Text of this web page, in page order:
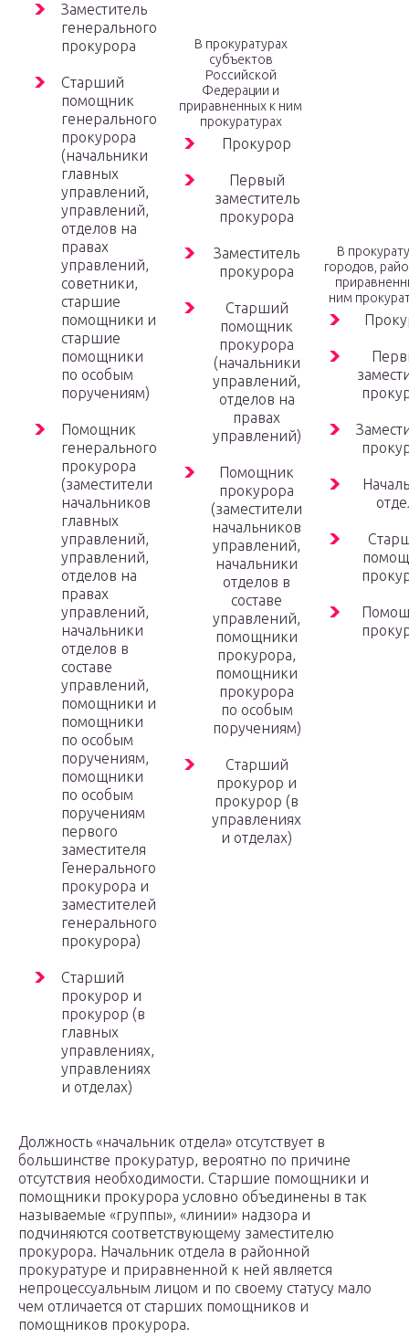
Заместитель
генерального
прокурора
Старший
помощник
генерального
прокурора
(начальники
главных
управлений,
управлений,
отделов на
правах
управлений,
советники,
старшие
помощники и
старшие
помощники
по особым
поручениям)
Помощник
генерального
прокурора
(заместители
начальников
главных
управлений,
управлений,
отделов на
правах
управлений,
начальники
отделов в
составе
управлений,
помощники и
помощники
по особым
поручениям,
помощники
по особым
поручениям
первого
заместителя
Генерального
прокурора и
заместителей
генерального
прокурора)
Старший
прокурор и
прокурор (в
главных
управлениях,
управлениях
и отделах)
В прокуратурах
субъектов
Российской
Федерации и
приравненных к ним
прокуратурах
Прокурор
Первый
заместитель
прокурора
Заместитель
прокурора
Старший
помощник
прокурора
(начальники
управлений,
отделов на
правах
управлений)
Помощник
прокурора
(заместители
начальников
управлений,
начальники
отделов в
составе
управлений,
помощники
прокурора,
помощники
прокурора
по особым
поручениям)
Старший
прокурор и
прокурор (в
управлениях
и отделах)
В
городов,
ним
Должность «начальник отдела» отсутствует в
большинстве прокуратур, вероятно по причине
отсутствия необходимости. Старшие помощники и
помощники прокурора условно объединены в так
называемые «группы», «линии» надзора и
подчиняются соответствующему заместителю
прокурора. Начальник отдела в районной
прокуратуре и приравненной к ней является
непроцессуальным лицом и по своему статусу мало
чем отличается от старших помощников и
помощников прокурора.